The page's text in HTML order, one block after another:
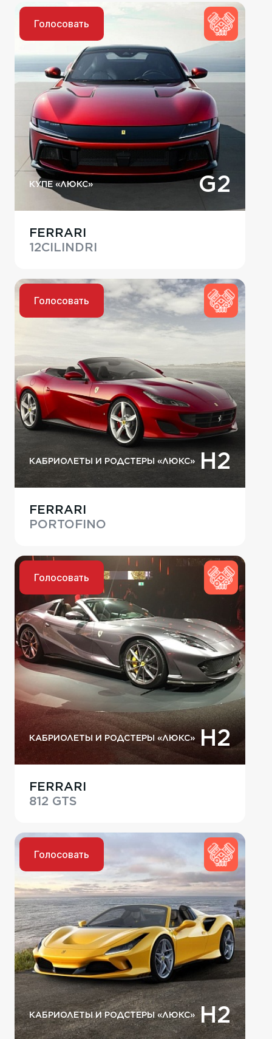
Голосовать
КУПЕ «ЛЮКС» G2
FERRARI
12CILINDRI
Голосовать
КАБРИОЛЕТЫ И РОДСТЕРЫ «ЛЮКС» H2
FERRARI
PORTOFINO
Голосовать
КАБРИОЛЕТЫ И РОДСТЕРЫ «ЛЮКС» H2
FERRARI
812 GTS
Голосовать
КАБРИОЛЕТЫ И РОДСТЕРЫ «ЛЮКС» H2